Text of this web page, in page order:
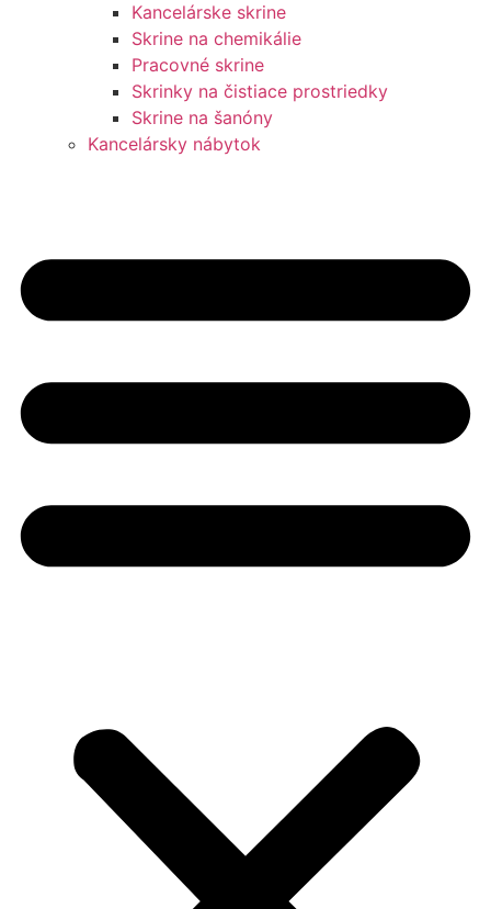
Kancelárske skrine
Skrine na chemikálie
Pracovné skrine
Skrinky na čistiace prostriedky
Skrine na šanóny
Kancelársky nábytok